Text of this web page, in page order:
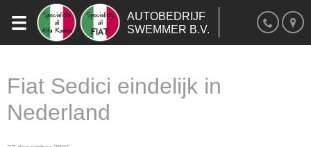
AUTOBEDRIJF
SWEMMER B.V.
Fiat Sedici eindelijk in
Nederland